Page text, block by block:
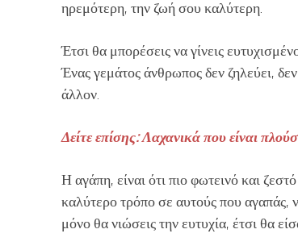
ηρεμότερη, την ζωή σου καλύτερη.
Έτσι θα μπορέσεις να γίνεις
Ένας γεμάτος άνθρωπος δεν ζηλεύει,
άλλον.
Δείτε επίσης: Λαχανικά που είναι
Η αγάπη, είναι ότι πιο φωτεινό και
καλύτερο τρόπο σε αυτούς που αγαπάς,
μόνο θα νιώσεις την ευτυχία, έτσι θα